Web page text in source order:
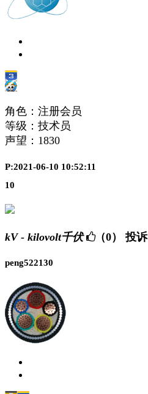
角色：注册会员
等级：技术员
声望： 1830
P:2021-06-10 10:52:11
10
kV - kilovolt千伏 （0） 投诉
peng522130